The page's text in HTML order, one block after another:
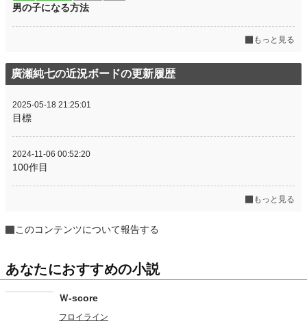
男の子になる方法
もっと見る
廣瀬純七の近況ボードの更新履歴
2025-05-18 21:25:01
目標
2024-11-06 00:52:20
100作目
もっと見る
このコンテンツについて報告する
あなたにおすすめの小説
Ｗ-score
フロイライン